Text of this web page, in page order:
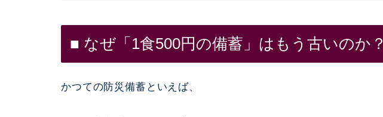
■ なぜ「1食500円の備蓄」はもう古いのか？
かつての防災備蓄といえば、